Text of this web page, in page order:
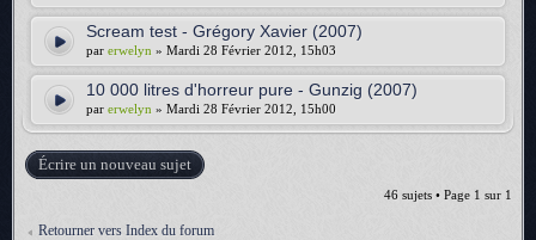
Scream test - Grégory Xavier (2007)
par erwelyn » Mardi 28 Février 2012, 15h03
10 000 litres d'horreur pure - Gunzig (2007)
par erwelyn » Mardi 28 Février 2012, 15h00
Écrire un nouveau sujet
46 sujets • Page 1 sur 1
Retourner vers Index du forum